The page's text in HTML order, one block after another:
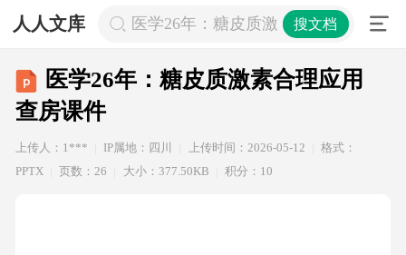
人人文库 医学26年：糖皮质激素合理应用 查房
搜文档
医学26年：糖皮质激素合理应用
查房课件
上传人：1*** IP属地：四川 上传时间：2026-05-12
格式：
PPTX
页数：26 大小：377.50KB 积分：10